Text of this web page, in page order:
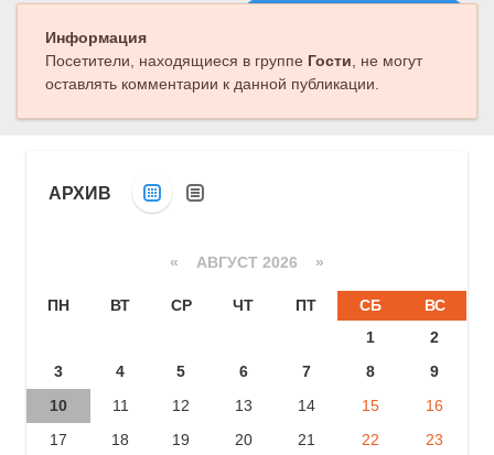
Информация
Посетители, находящиеся в группе Гости , не могут
оставлять комментарии к данной публикации.
АРХИВ
« АВГУСТ 2026 »
ПН ВТ СР ЧТ ПТ СБ
ВС
1
2
3
4 5 6 7 8
9
10
11 12 13 14 15
16
17
18 19 20 21 22 23